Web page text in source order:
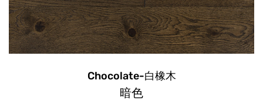
Chocolate-白橡木
暗色